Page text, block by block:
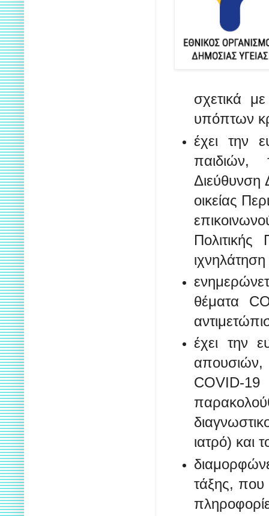
σχετικά
υπόπτων
έχει την
παιδιών,
Διεύθυνση
οικείας
θέματα
έχει την
απουσιών,
COVID-
ιατρό) και
τάξης, που